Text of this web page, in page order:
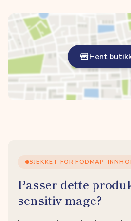
Hent
SJEKKET FOR FODMAP-
Passer dette
sensitiv mage?